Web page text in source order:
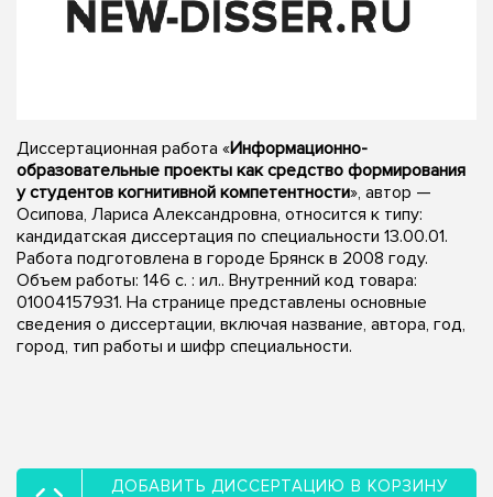
Диссертационная работа «Информационно-
образовательные проекты как средство формирования
у студентов когнитивной компетентности», автор —
Осипова, Лариса Александровна, относится к типу:
кандидатская диссертация по специальности 13.00.01.
Работа подготовлена в городе Брянск в 2008 году.
Объем работы: 146 с. : ил.. Внутренний код товара:
01004157931. На странице представлены основные
сведения о диссертации, включая название, автора, год,
город, тип работы и шифр специальности.
ДОБАВИТЬ ДИССЕРТАЦИЮ В КОРЗИНУ